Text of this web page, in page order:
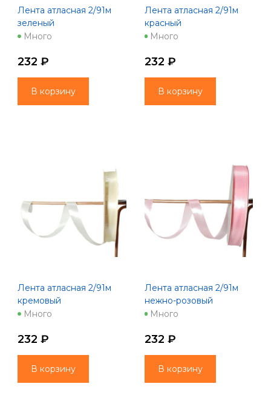
Лента атласная 2/91м
зеленый
Много
232 ₽
В корзину
Лента атласная 2/91м
красный
Много
232 ₽
В корзину
Лента атласная 2/91м
кремовый
Много
232 ₽
В корзину
Лента атласная 2/91м
нежно-розовый
Много
232 ₽
В корзину